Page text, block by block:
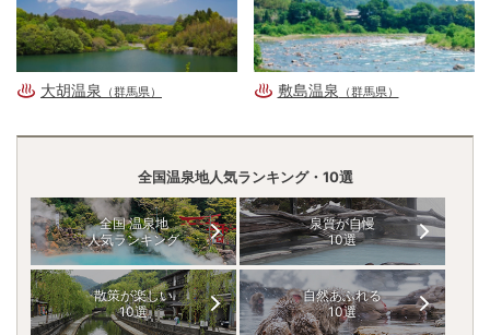
大胡温泉 （群馬県） 敷島温泉 （群馬県）
全国温泉地人気ランキング・10選
全国 温泉地
人気ランキング
泉質が自慢
10選
散策が楽しい
10選
自然あふれる
10選